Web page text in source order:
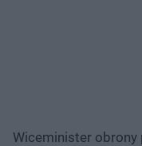
Wiceminister obrony